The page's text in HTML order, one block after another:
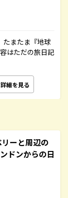
たまたま『地球
はただの旅日記
詳細を見る
ーと周辺の
ドンからの日